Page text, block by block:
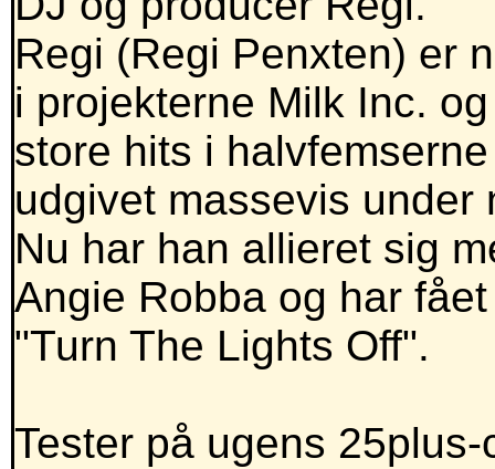
Regi (Regi Penxten) er
i projekterne Milk Inc.
store hits i
udgivet massevis under
Nu har han allieret sig
Angie Robba og har
"Turn The Lights Off".
Tester på ugens 25plus-